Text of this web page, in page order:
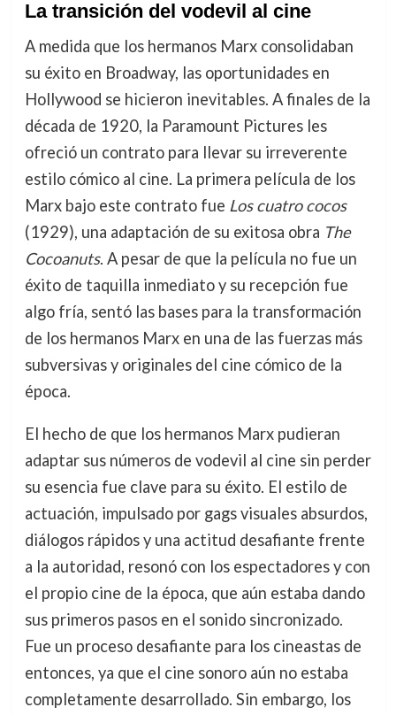
La transición del vodevil al cine
A medida que los hermanos Marx consolidaban
su éxito en Broadway, las oportunidades en
Hollywood se hicieron inevitables. A finales de la
década de 1920, la Paramount Pictures les
ofreció un contrato para llevar su irreverente
estilo cómico al cine. La primera película de los
Marx bajo este contrato fue Los cuatro cocos
(1929), una adaptación de su exitosa obra The
Cocoanuts. A pesar de que la película no fue un
éxito de taquilla inmediato y su recepción fue
algo fría, sentó las bases para la transformación
de los hermanos Marx en una de las fuerzas más
subversivas y originales del cine cómico de la
época.
El hecho de que los hermanos Marx pudieran
adaptar sus números de vodevil al cine sin perder
su esencia fue clave para su éxito. El estilo de
actuación, impulsado por gags visuales absurdos,
diálogos rápidos y una actitud desafiante frente
a la autoridad, resonó con los espectadores y con
el propio cine de la época, que aún estaba dando
sus primeros pasos en el sonido sincronizado.
Fue un proceso desafiante para los cineastas de
entonces, ya que el cine sonoro aún no estaba
completamente desarrollado. Sin embargo, los